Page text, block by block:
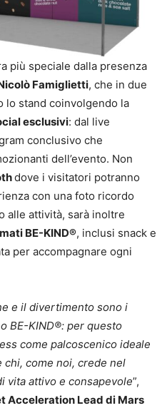
più speciale dalla presenza
Famiglietti, che in due
lo stand coinvolgendo la
esclusivi: dal live
conclusivo che
dell’evento. Non
dove i visitatori potranno
con una foto ricordo
alle attività, sarà inoltre
BE-KIND®, inclusi snack e
per accompagnare ogni
e il divertimento sono i
BE-KIND®: per questo
come palcoscenico ideale
come noi, crede nel
vita attivo e consapevole”,
Acceleration Lead di Mars